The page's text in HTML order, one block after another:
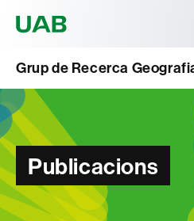
Grup de Recerca
Publicacions